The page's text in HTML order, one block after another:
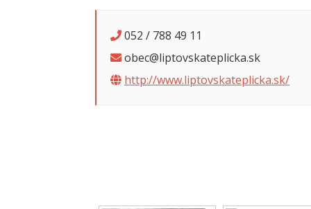
052 / 788 49 11
obec@liptovskateplicka.sk
http://www.liptovskateplicka.sk/